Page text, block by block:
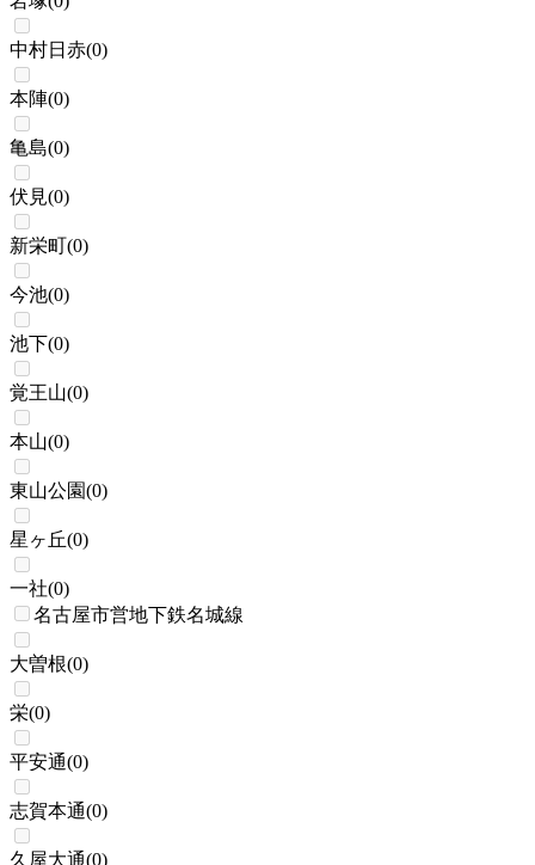
中村日赤(0)
本陣(0)
亀島(0)
伏見(0)
新栄町(0)
今池(0)
池下(0)
覚王山(0)
本山(0)
東山公園(0)
星ヶ丘(0)
一社(0)
名古屋市営地下鉄名城線
大曽根(0)
栄(0)
平安通(0)
志賀本通(0)
久屋大通(0)